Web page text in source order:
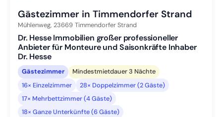
Gästezimmer in Timmendorfer Strand
Mühlenweg, 23669 Timmendorfer Strand
Dr. Hesse Immobilien großer professioneller
Anbieter für Monteure und Saisonkräfte Inhaber
Dr. Hesse
Gästezimmer
Mindestmietdauer 3 Nächte
16× Einzelzimmer
28× Doppelzimmer (2 Gäste)
17× Mehrbettzimmer (4 Gäste)
18× Ganze Unterkünfte (6 Gäste)